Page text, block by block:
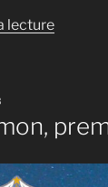
lecturede
en
de